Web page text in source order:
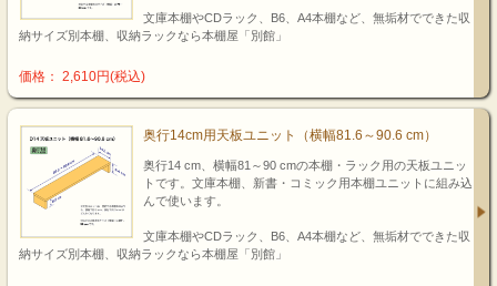
文庫本棚やCDラック、B6、A4本棚など、無垢材でできた収
納サイズ別本棚、収納ラックなら本棚屋「別館」
価格： 2,610円(税込)
奥行14cm用天板ユニット（横幅81.6～90.6 cm）
奥行14 cm、横幅81～90 cmの本棚・ラック用の天板ユニッ
トです。文庫本棚、新書・コミック用本棚ユニットに組み込
んで使います。
文庫本棚やCDラック、B6、A4本棚など、無垢材でできた収
納サイズ別本棚、収納ラックなら本棚屋「別館」